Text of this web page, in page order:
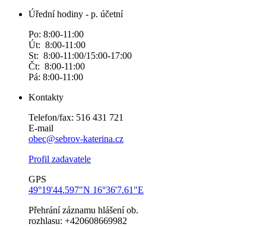
Úřední hodiny - p. účetní
Po: 8:00-11:00
Út: 8:00-11:00
St: 8:00-11:00/15:00-17:00
Čt: 8:00-11:00
Pá: 8:00-11:00
Kontakty
Telefon/fax: 516 431 721
E-mail
obec@sebrov-katerina.cz
Profil zadavatele
GPS
49°19'44.597"N 16°36'7.61"E
Přehrání záznamu hlášení ob.
rozhlasu: +420608669982